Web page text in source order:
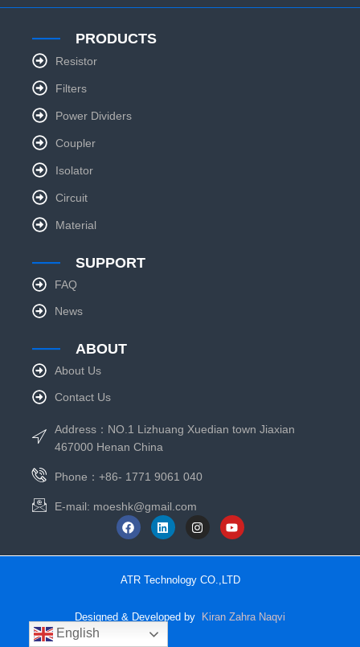
PRODUCTS
Resistor
Filters
Power Dividers
Coupler
Isolator
Circuit
Material
SUPPORT
FAQ
News
ABOUT
About Us
Contact Us
Address：NO.1 Lizhuang Xuedian town Jiaxian
467000 Henan China
Phone：+86- 1771 9061 040
E-mail: moeshk@gmail.com
ATR Technology CO.,LTD
Designed & Developed by Kiran Zahra Naqvi
English